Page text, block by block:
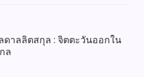
ดาลลิตสกุล : จิตตะวันออกใน
ล